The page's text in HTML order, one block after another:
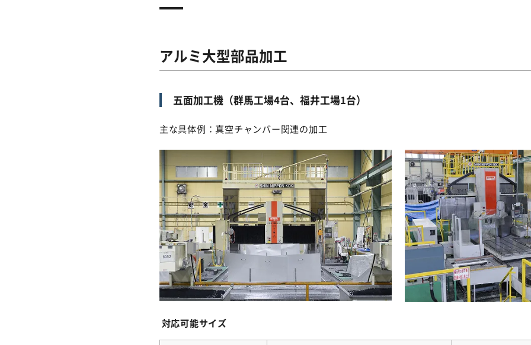
アルミ大型部品加工
五面加工機（群馬工場4台、福井工場1台）
主な具体例：真空チャンバー関連の加工
対応可能サイズ